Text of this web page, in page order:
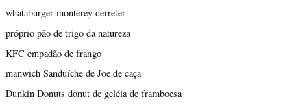
whataburger monterey derreter
próprio pão de trigo da natureza
KFC empadão de frango
manwich Sanduíche de Joe de caça
Dunkin Donuts donut de geléia de framboesa